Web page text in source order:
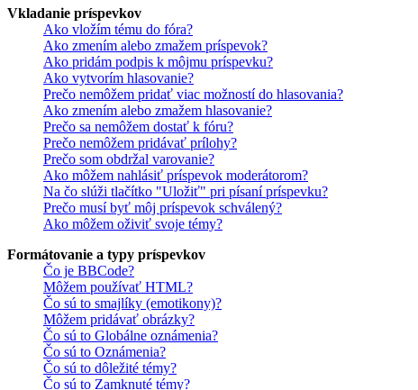
Vkladanie príspevkov
Ako vložím tému do fóra?
Ako zmením alebo zmažem príspevok?
Ako pridám podpis k môjmu príspevku?
Ako vytvorím hlasovanie?
Prečo nemôžem pridať viac možností do hlasovania?
Ako zmením alebo zmažem hlasovanie?
Prečo sa nemôžem dostať k fóru?
Prečo nemôžem pridávať prílohy?
Prečo som obdržal varovanie?
Ako môžem nahlásiť príspevok moderátorom?
Na čo slúži tlačítko "Uložiť" pri písaní príspevku?
Prečo musí byť môj príspevok schválený?
Ako môžem oživiť svoje témy?
Formátovanie a typy príspevkov
Čo je BBCode?
Môžem používať HTML?
Čo sú to smajlíky (emotikony)?
Môžem pridávať obrázky?
Čo sú to Globálne oznámenia?
Čo sú to Oznámenia?
Čo sú to dôležité témy?
Čo sú to Zamknuté témy?